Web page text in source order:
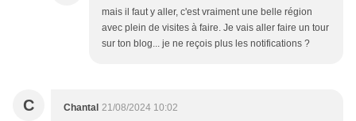
mais il faut y aller, c'est vraiment une belle région
avec plein de visites à faire. Je vais aller faire un tour
sur ton blog... je ne reçois plus les notifications ?
C Chantal 21/08/2024 10:02